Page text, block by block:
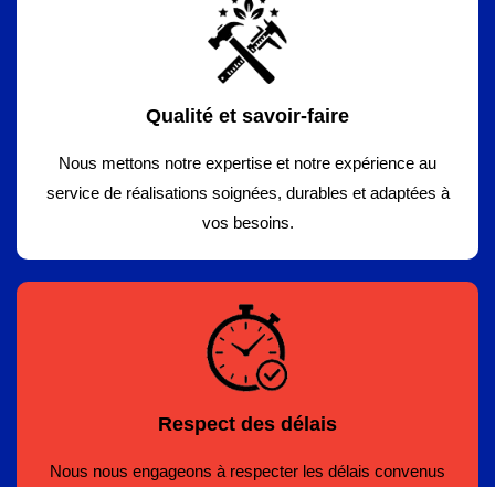
Qualité et savoir-faire
Nous mettons notre expertise et notre expérience au
service de réalisations soignées, durables et adaptées à
vos besoins.
Respect des délais
Nous nous engageons à respecter les délais convenus